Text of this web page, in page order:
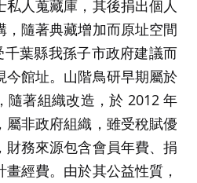
人蒐藏庫，其後捐出個人
，隨著典藏增加而原址空間
葉縣我孫子市政府建議而
今館址。山階鳥研早期屬於
隨著組織改造，於 2012 年
屬非政府組織，雖受稅賦優
財務來源包含會員年費、捐
經費。由於其公益性質，